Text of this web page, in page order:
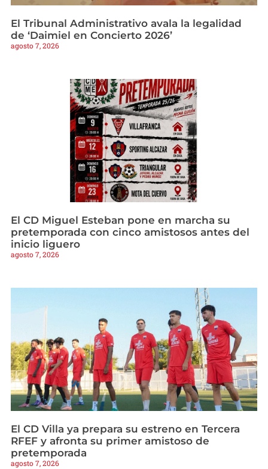
El Tribunal Administrativo avala la legalidad
de ‘Daimiel en Concierto 2026’
agosto 7, 2026
El CD Miguel Esteban pone en marcha su
pretemporada con cinco amistosos antes del
inicio liguero
agosto 7, 2026
El CD Villa ya prepara su estreno en Tercera
RFEF y afronta su primer amistoso de
pretemporada
agosto 7, 2026